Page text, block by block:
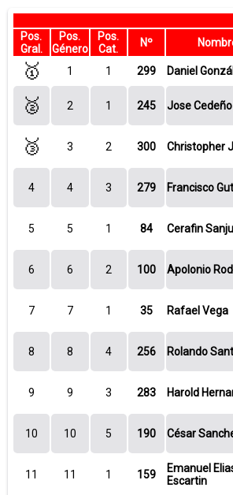
Pos.
Gral.
Pos.
Género
Pos.
Cat.
Nº
🥇 1 1 299 Daniel
🥈 2 1 245 Jose Cedeño
🥉 3 2 300 Christopher
4 4 3 279 Francisco
5 5 1 84 Cerafin
6 6 2 100 Apolonio
7 7 1 35 Rafael Vega
8 8 4 256 Rolando
9 9 3 283 Harold
10 10 5 190 César
11 11 1 159
Emanuel
Escartin